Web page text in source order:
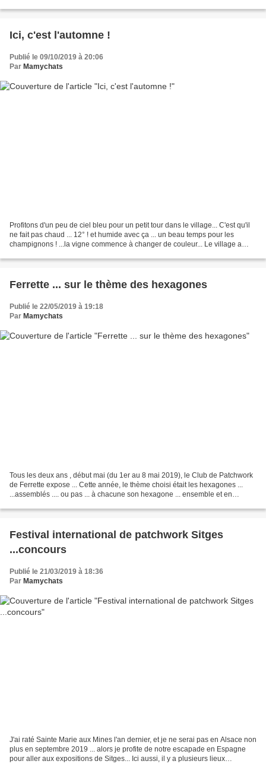
Ici, c'est l'automne !
Publié le 09/10/2019 à 20:06
Par Mamychats
Profitons d'un peu de ciel bleu pour un petit tour dans le village... C'est qu'il
ne fait pas chaud ... 12° ! et humide avec ça ... un beau temps pour les
champignons ! ...la vigne commence à changer de couleur... Le village a
Ferrette ... sur le thème des hexagones
Publié le 22/05/2019 à 19:18
Par Mamychats
Tous les deux ans , début mai (du 1er au 8 mai 2019), le Club de Patchwork
de Ferrette expose ... Cette année, le thème choisi était les hexagones ...
...assemblés .... ou pas ... à chacune son hexagone ... ensemble et en
Festival international de patchwork Sitges
...concours
Publié le 21/03/2019 à 18:36
Par Mamychats
J'ai raté Sainte Marie aux Mines l'an dernier, et je ne serai pas en Alsace non
plus en septembre 2019 ... alors je profite de notre escapade en Espagne
pour aller aux expositions de Sitges... Ici aussi, il y a plusieurs lieux